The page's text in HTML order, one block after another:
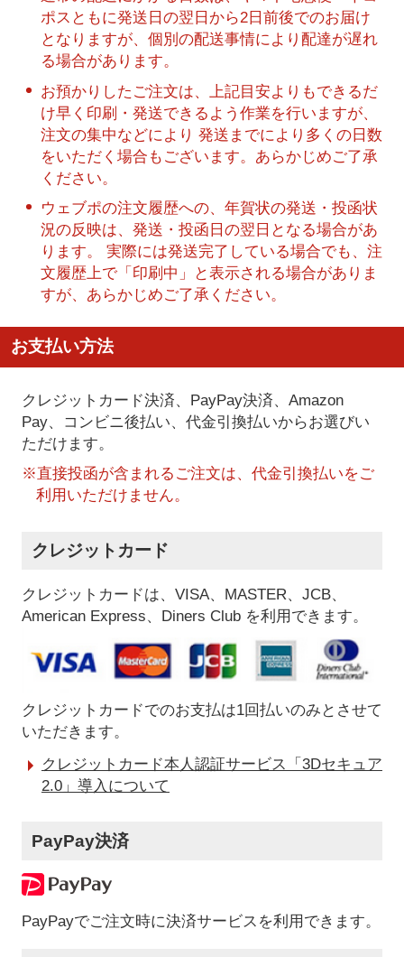
ポスともに発送日の翌日から2日前後でのお届け
となりますが、個別の配送事情により配達が遅れ
る場合があります。
お預かりしたご注文は、上記目安よりもできるだ
け早く印刷・発送できるよう作業を行いますが、
注文の集中などにより 発送までにより多くの日数
をいただく場合もございます。あらかじめご了承
ください。
ウェブポの注文履歴への、年賀状の発送・投函状
況の反映は、発送・投函日の翌日となる場合があ
ります。 実際には発送完了している場合でも、注
文履歴上で「印刷中」と表示される場合がありま
すが、あらかじめご了承ください。
お支払い方法
クレジットカード決済、PayPay決済、Amazon
Pay、コンビニ後払い、代金引換払いからお選びい
ただけます。
※直接投函が含まれるご注文は、代金引換払いをご
利用いただけません。
クレジットカード
クレジットカードは、VISA、MASTER、JCB、
American Express、Diners Club を利用できます。
クレジットカードでのお支払は1回払いのみとさせて
いただきます。
クレジットカード本人認証サービス「3Dセキュア
2.0」導入について
PayPay決済
PayPayでご注文時に決済サービスを利用できます。